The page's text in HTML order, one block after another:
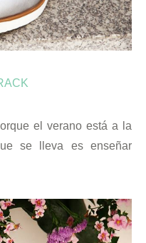
el verano está a la
se lleva es enseñar